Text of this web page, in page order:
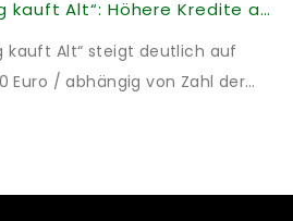
KfW-Förderung „Jung kauft Alt“: Höhere Kredite ab August 2026
kauft Alt“ steigt deutlich auf
Euro / abhängig von Zahl der